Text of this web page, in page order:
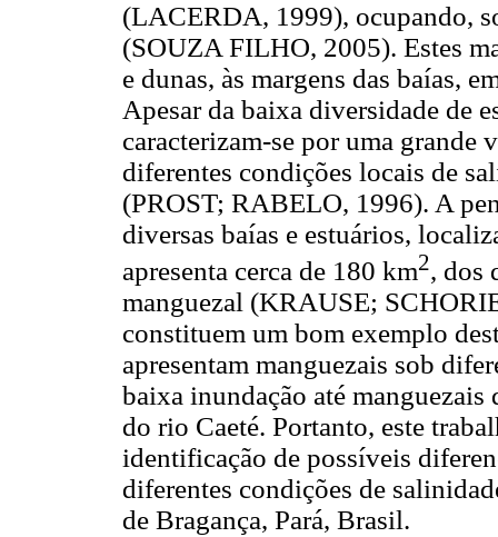
(LACERDA, 1999), ocupando,
(SOUZA FILHO, 2005). Estes
e dunas, às margens das baías,
Apesar da baixa diversidade de
caracterizam-se por uma grande
diferentes condições locais de
(PROST; RABELO, 1996). A
diversas baías e estuários,
apresenta cerca de 180 km2, dos
manguezal (KRAUSE;
constituem um bom exemplo
apresentam manguezais sob
baixa inundação até
do rio Caeté. Portanto, este
identificação de possíveis
diferentes condições de
de Bragança, Pará, Brasil.